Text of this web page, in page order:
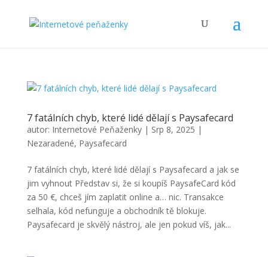
7 fatálních chyb, které lidé dělají s Paysafecard
autor: Internetové Peňaženky| Srp 8, 2025 |
Nezaradené, Paysafecard
7 fatálních chyb, které lidé dělají s Paysafecard a jak se
jim vyhnout Představ si, že si koupíš PaysafeCard kód
za 50 €, chceš jím zaplatit online a… nic. Transakce
selhala, kód nefunguje a obchodník tě blokuje.
Paysafecard je skvělý nástroj, ale jen pokud víš, jak...